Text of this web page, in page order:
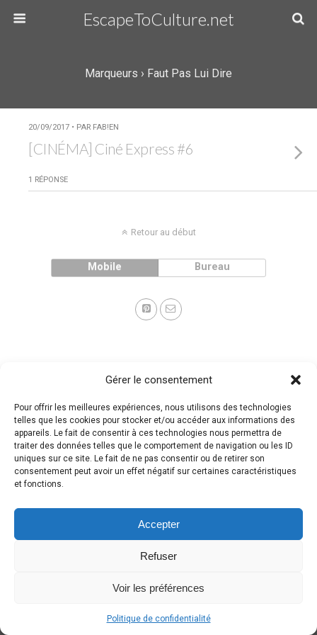
Gérer le consentement
Pour offrir les meilleures expériences, nous utilisons des technologies
telles que les cookies pour stocker et/ou accéder aux informations des
appareils. Le fait de consentir à ces technologies nous permettra de
traiter des données telles que le comportement de navigation ou les ID
uniques sur ce site. Le fait de ne pas consentir ou de retirer son
consentement peut avoir un effet négatif sur certaines caractéristiques
et fonctions.
Accepter
Refuser
Voir les préférences
Politique de confidentialité
EscapeToCulture.net
Marqueurs › Faut Pas Lui Dire
20/09/2017 • PAR FAB!EN
[CINÉMA] Ciné Express #6
1 RÉPONSE
Retour au début
Mobile Bureau